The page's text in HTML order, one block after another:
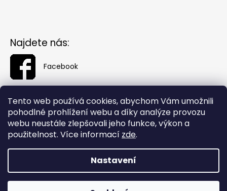
Tento web používá cookies, abychom Vám umožnili
pohodlné prohlížení webu a díky analýze provozu
webu neustále zlepšovali jeho funkce, výkon a
použitelnost. Více informací zde.
Nastavení
Najdete nás:
Facebook